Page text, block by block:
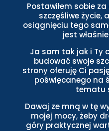
Postawiłem sobie
szczęśliwe życie,
osiągnięciu tego
jest
Ja sam tak jak i Ty
budować swoje
strony oferuję Ci
poświęcanego na
tematu
Dawaj ze mną w tę
mojej mocy, żeby
góry praktycznej